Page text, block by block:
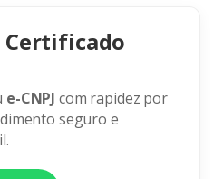
Certificado
e-CNPJ com rapidez por
seguro e